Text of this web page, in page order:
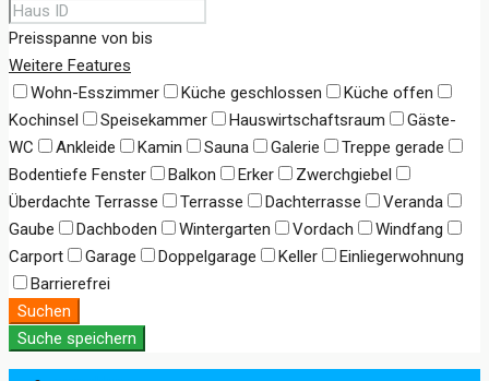
Preisspanne von bis
Weitere Features
Wohn-Esszimmer
Küche geschlossen
Küche offen
Kochinsel
Speisekammer Hauswirtschaftsraum
Gäste-
WC
Ankleide Kamin Sauna Galerie
Treppe gerade
Bodentiefe Fenster
Balkon Erker
Zwerchgiebel
Überdachte Terrasse
Terrasse Dachterrasse
Veranda
Gaube
Dachboden Wintergarten Vordach
Windfang
Carport
Garage Doppelgarage Keller
Einliegerwohnung
Barrierefrei
Suchen
Suche speichern